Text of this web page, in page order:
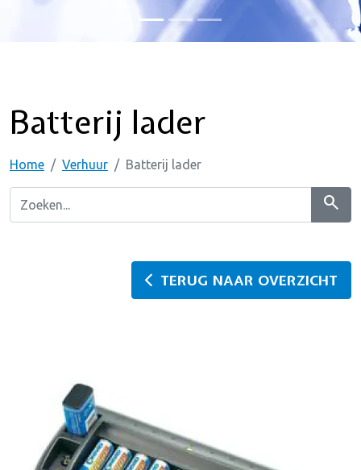
Batterij lader
Home Verhuur Batterij lader
search
TERUG NAAR OVERZICHT